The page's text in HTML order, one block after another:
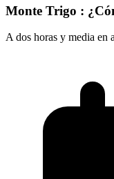
Monte Trigo :
A dos horas y media en